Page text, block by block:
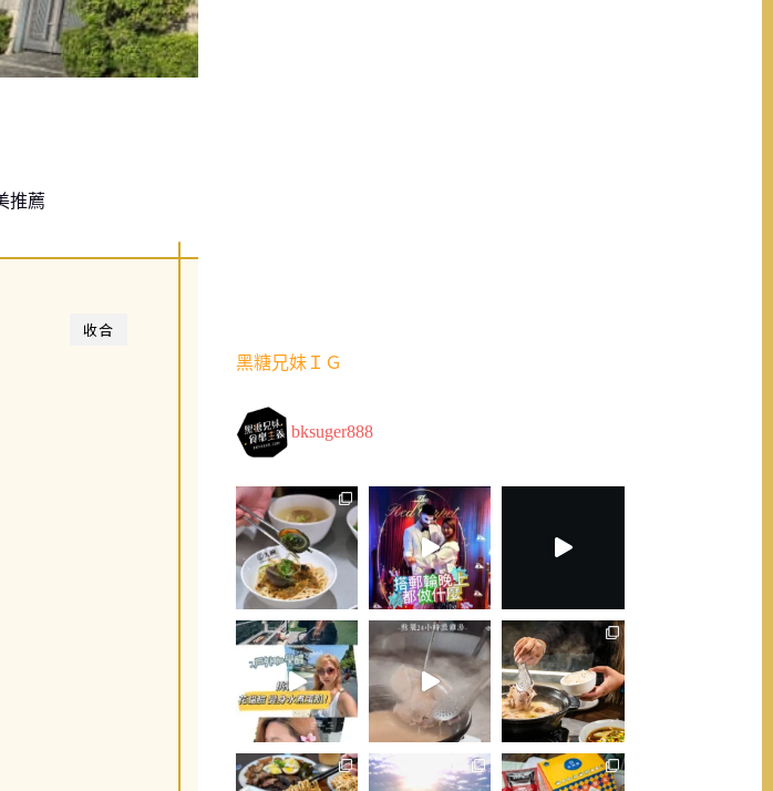
推薦
收合
黑糖兄妹ＩＧ
bksuger888